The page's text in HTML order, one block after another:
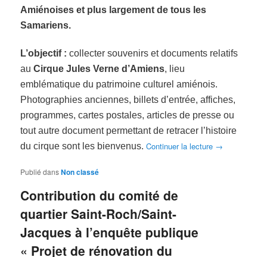
Amiénoises et plus largement de tous les
Samariens.
L’objectif : collecter souvenirs et documents relatifs
auCirque Jules Verne d’Amiens, lieu
emblématique du patrimoine culturel amiénois.
Photographies anciennes, billets d’entrée, affiches,
programmes, cartes postales, articles de presse ou
tout autre document permettant de retracer l’histoire
du cirque sont les bienvenus. Continuer la lecture →
Publié dansNon classé
Contribution du comité de
quartier Saint-Roch/Saint-
Jacques à l’enquête publique
« Projet de rénovation du